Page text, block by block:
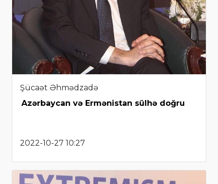
Şücaət Əhmədzadə
Azərbaycan və Ermənistan sülhə doğru
2022-10-27 10:27